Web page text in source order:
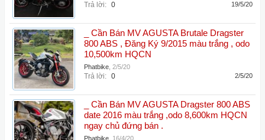
Trả lời: 0 19/5/20
_ Cần Bán MV AGUSTA Brutale Dragster
800 ABS , Đăng Ký 9/2015 màu trắng , odo
10,500km HQCN
Phatbike 2/5/20
Trả lời: 0 2/5/20
_ Cần Bán MV AGUSTA Dragster 800 ABS
date 2016 màu trắng ,odo 8,600km HQCN
ngay chủ đứng bán .
Phatbike 16/4/20